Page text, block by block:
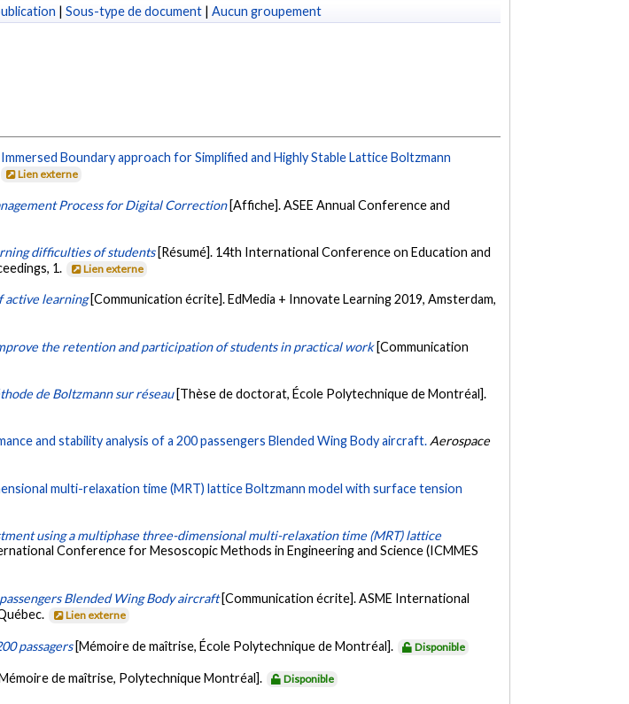
| Sous-type de document | Aucun groupement
Boundary approach for Simplified and Highly Stable Lattice Boltzmann
Lien externe
Process for Digital Correction [Affiche]. ASEE Annual Conference and
difficulties of students [Résumé]. 14th International Conference on Education and
1.
Lien externe
active learning [Communication écrite]. EdMedia + Innovate Learning 2019, Amsterdam,
the retention and participation of students in practical work [Communication
de Boltzmann sur réseau [Thèse de doctorat, École Polytechnique de Montréal].
and stability analysis of a 200 passengers Blended Wing Body aircraft.Aerospace
multi-relaxation time (MRT) lattice Boltzmann model with surface tension
using a multiphase three-dimensional multi-relaxation time (MRT) lattice
Conference for Mesoscopic Methods in Engineering and Science (ICMMES
Blended Wing Body aircraft [Communication écrite]. ASME International
Lien externe
passagers [Mémoire de maîtrise, École Polytechnique de Montréal]. Disponible
de maîtrise, Polytechnique Montréal]. Disponible